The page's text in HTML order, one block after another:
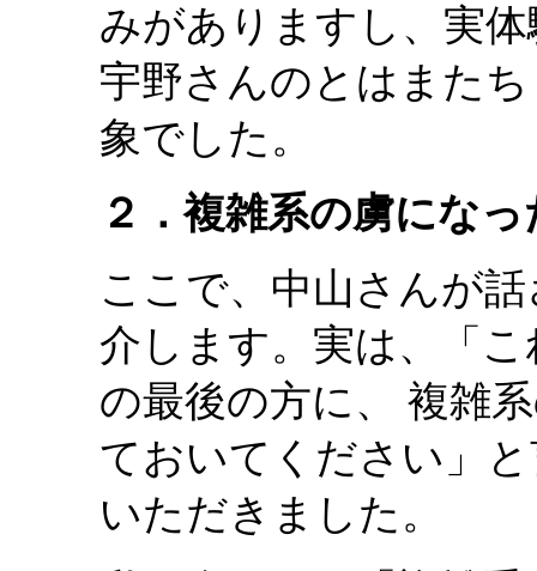
みがありますし、実
宇野さんのとはまた
象でした。
２．複雑系の虜にな
ここで、中山さんが
介します。実は、「
の最後の方に、 複雑
ておいてください」
いただきました。